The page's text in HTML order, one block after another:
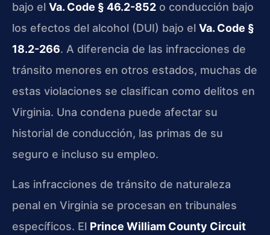
bajo el Va. Code § 46.2-852 o conducción bajo
los efectos del alcohol (DUI) bajo el Va. Code §
18.2-266. A diferencia de las infracciones de
tránsito menores en otros estados, muchas de
estas violaciones se clasifican como delitos en
Virginia. Una condena puede afectar su
historial de conducción, las primas de su
seguro e incluso su empleo.
Las infracciones de tránsito de naturaleza
penal en Virginia se procesan en tribunales
específicos. El Prince William County Circuit